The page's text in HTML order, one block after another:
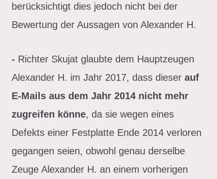
berücksichtigt dies jedoch nicht bei der
Bewertung der Aussagen von Alexander H.
- Richter Skujat glaubte dem Hauptzeugen
Alexander H. im Jahr 2017, dass dieser auf
E-Mails aus dem Jahr 2014 nicht mehr
zugreifen könne, da sie wegen eines
Defekts einer Festplatte Ende 2014 verloren
gegangen seien, obwohl genau derselbe
Zeuge Alexander H. an einem vorherigen